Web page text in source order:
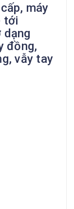
máy
tới
đồng,
vẫy tay